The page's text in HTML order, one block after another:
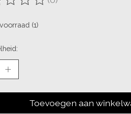
van dit product is
(1)
Toevoegen aan